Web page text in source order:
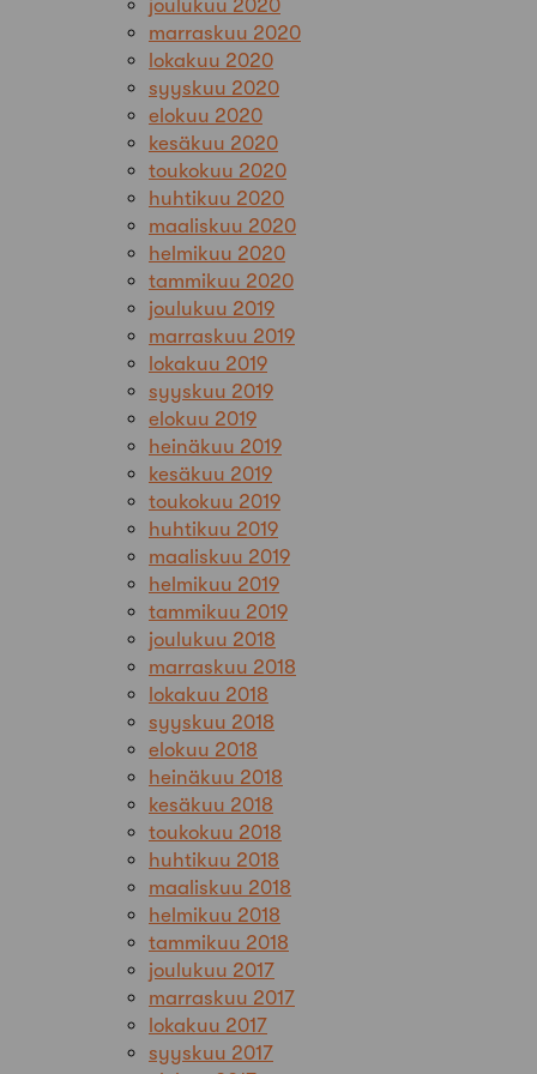
joulukuu 2020
marraskuu 2020
lokakuu 2020
syyskuu 2020
elokuu 2020
kesäkuu 2020
toukokuu 2020
huhtikuu 2020
maaliskuu 2020
helmikuu 2020
tammikuu 2020
joulukuu 2019
marraskuu 2019
lokakuu 2019
syyskuu 2019
elokuu 2019
heinäkuu 2019
kesäkuu 2019
toukokuu 2019
huhtikuu 2019
maaliskuu 2019
helmikuu 2019
tammikuu 2019
joulukuu 2018
marraskuu 2018
lokakuu 2018
syyskuu 2018
elokuu 2018
heinäkuu 2018
kesäkuu 2018
toukokuu 2018
huhtikuu 2018
maaliskuu 2018
helmikuu 2018
tammikuu 2018
joulukuu 2017
marraskuu 2017
lokakuu 2017
syyskuu 2017